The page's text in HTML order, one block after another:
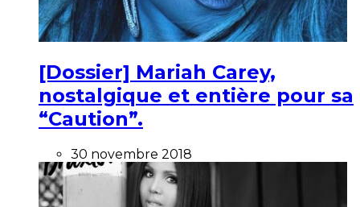
[Dossier] Mariah Carey,
nostalgique et entière pour sa
“Caution”.
30 novembre 2018